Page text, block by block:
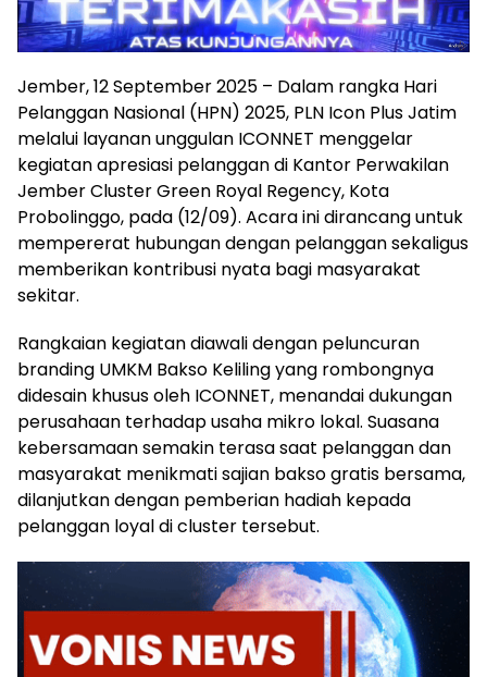
Jember, 12 September 2025 – Dalam rangka Hari
Pelanggan Nasional (HPN) 2025, PLN Icon Plus Jatim
melalui layanan unggulan ICONNET menggelar
kegiatan apresiasi pelanggan di Kantor Perwakilan
Jember Cluster Green Royal Regency, Kota
Probolinggo, pada (12/09). Acara ini dirancang untuk
mempererat hubungan dengan pelanggan sekaligus
memberikan kontribusi nyata bagi masyarakat
sekitar.
Rangkaian kegiatan diawali dengan peluncuran
branding UMKM Bakso Keliling yang rombongnya
didesain khusus oleh ICONNET, menandai dukungan
perusahaan terhadap usaha mikro lokal. Suasana
kebersamaan semakin terasa saat pelanggan dan
masyarakat menikmati sajian bakso gratis bersama,
dilanjutkan dengan pemberian hadiah kepada
pelanggan loyal di cluster tersebut.